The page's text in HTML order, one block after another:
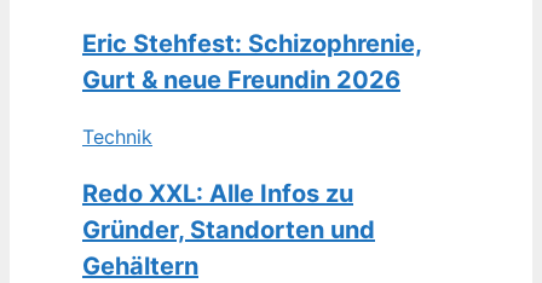
Eric Stehfest: Schizophrenie,
Gurt & neue Freundin 2026
Technik
Redo XXL: Alle Infos zu
Gründer, Standorten und
Gehältern